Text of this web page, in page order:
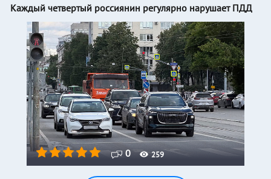
0 259
Каждый четвертый россиянин регулярно нарушает ПДД